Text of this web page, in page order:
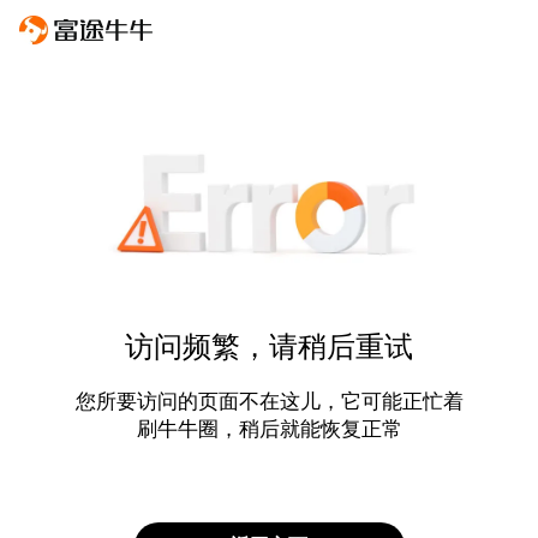
访问频繁，请稍后重试
您所要访问的页面不在这儿，它可能正忙着
刷牛牛圈，稍后就能恢复正常